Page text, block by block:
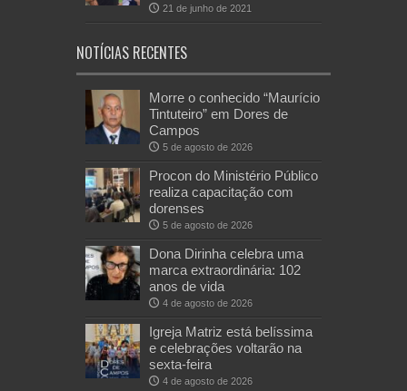
21 de junho de 2021
NOTÍCIAS RECENTES
Morre o conhecido “Maurício
Tintuteiro” em Dores de
Campos
5 de agosto de 2026
Procon do Ministério Público
realiza capacitação com
dorenses
5 de agosto de 2026
Dona Dirinha celebra uma
marca extraordinária: 102
anos de vida
4 de agosto de 2026
Igreja Matriz está belíssima
e celebrações voltarão na
sexta-feira
4 de agosto de 2026